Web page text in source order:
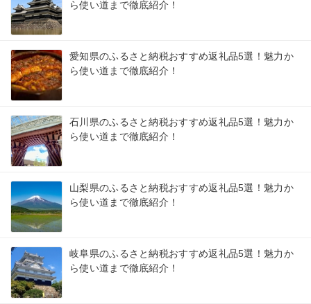
ら使い道まで徹底紹介！
愛知県のふるさと納税おすすめ返礼品5選！魅力か
ら使い道まで徹底紹介！
石川県のふるさと納税おすすめ返礼品5選！魅力か
ら使い道まで徹底紹介！
山梨県のふるさと納税おすすめ返礼品5選！魅力か
ら使い道まで徹底紹介！
岐阜県のふるさと納税おすすめ返礼品5選！魅力か
ら使い道まで徹底紹介！